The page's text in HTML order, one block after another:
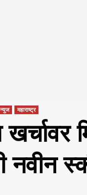
महाराष्ट्र